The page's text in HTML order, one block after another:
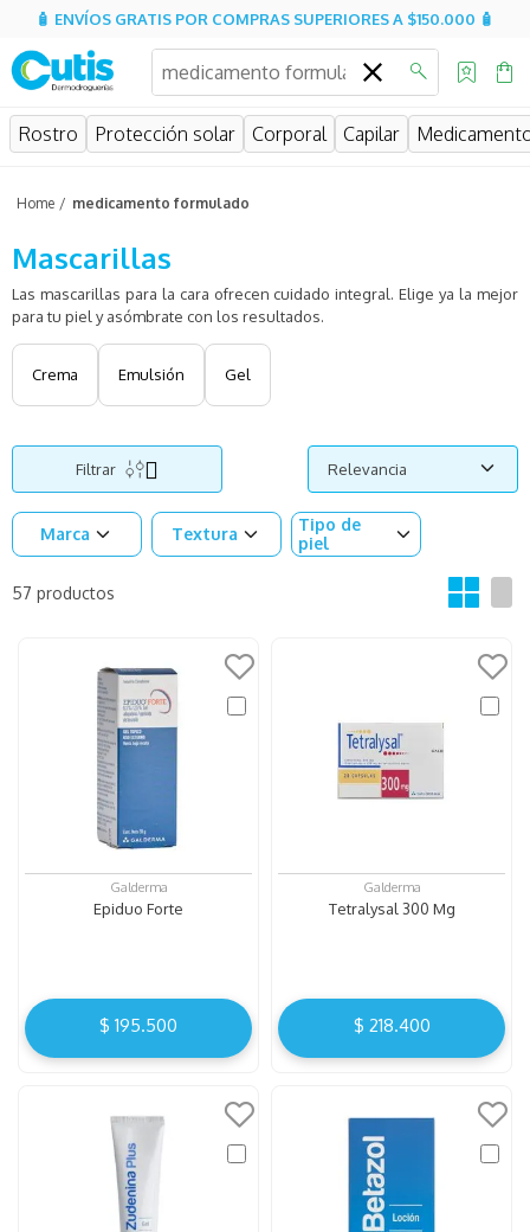
🧴 ENVÍOS GRATIS POR COMPRAS SUPERIORES A $150.000 🧴
¿Qué estás buscando?
Rostro Protección solar Corporal Capilar
medicamento formulado
Mascarillas
Las mascarillas para la cara ofrecen cuidado integral. Elige ya la mejor
para tu piel y asómbrate con los resultados.
Crema Emulsión Gel
Filtrar Relevancia
Marca Textura
Tipo de
piel
57 productos
Galderma
Epiduo Forte
$ 195.500
Galderma
Tetralysal 300 Mg
$ 218.400